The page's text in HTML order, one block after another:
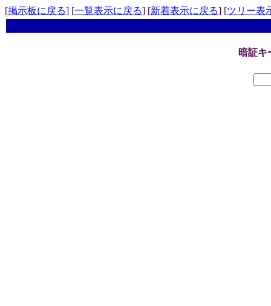
[掲示板に戻る] [一覧表示に戻る] [新着表示に戻る] [ツリー表
暗証キ